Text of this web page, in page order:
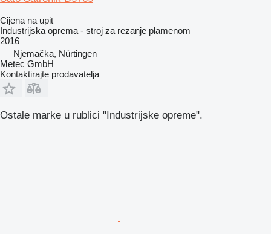
Cijena na upit
Industrijska oprema - stroj za rezanje plamenom
2016
Njemačka, Nürtingen
Metec GmbH
Kontaktirajte prodavatelja
Ostale marke u rublici "Industrijske opreme".